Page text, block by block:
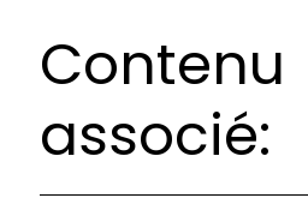
Contenu
associé: